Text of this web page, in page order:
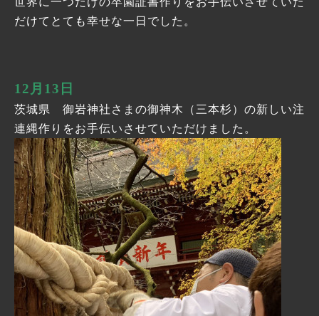
だけてとても幸せな一日でした。
12月13日
茨城県 御岩神社さまの御神木（三本杉）の新しい注
連縄作りをお手伝いさせていただけました。